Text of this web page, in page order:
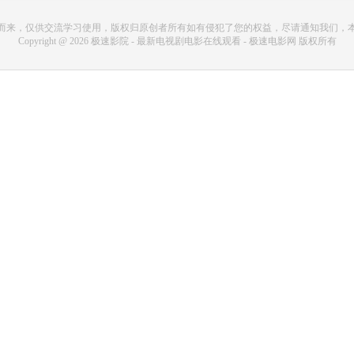
来，仅供交流学习使用，版权归原创者所有如有侵犯了您的权益，尽请通知我们，
Copyright @ 2026 极速影院 - 最新电视剧电影在线观看 - 极速电影网 版权所有